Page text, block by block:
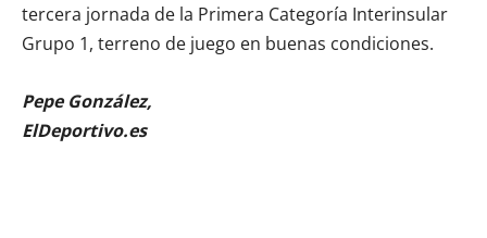
tercera jornada de la Primera Categoría Interinsular
Grupo 1, terreno de juego en buenas condiciones.
Pepe González,
ElDeportivo.es